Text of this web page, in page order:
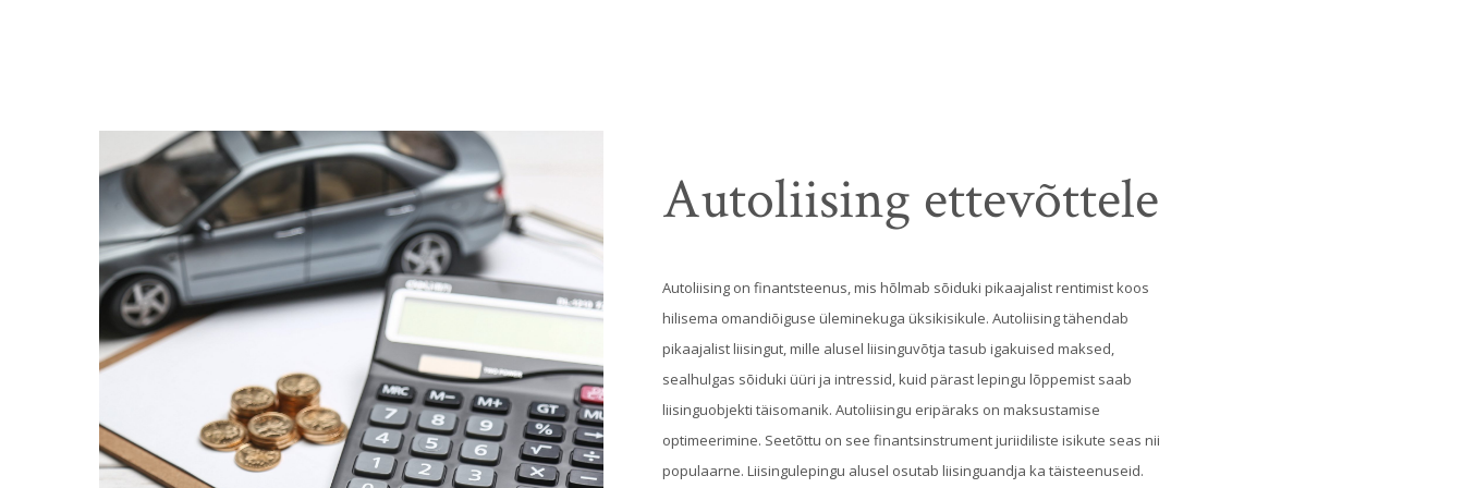
Autoliising ettevõttele
Autoliising on finantsteenus, mis hõlmab sõiduki pikaajalist rentimist koos
hilisema omandiõiguse üleminekuga üksikisikule. Autoliising tähendab
pikaajalist liisingut, mille alusel liisinguvõtja tasub igakuised maksed,
sealhulgas sõiduki üüri ja intressid, kuid pärast lepingu lõppemist saab
liisinguobjekti täisomanik. Autoliisingu eripäraks on maksustamise
optimeerimine. Seetõttu on see finantsinstrument juriidiliste isikute seas nii
populaarne. Liisingulepingu alusel osutab liisinguandja ka täisteenuseid.